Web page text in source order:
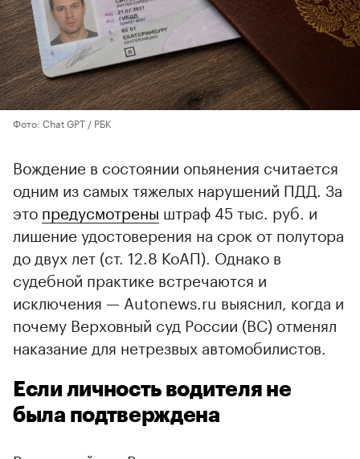
Фото: Chat GPT / РБК
Вождение в состоянии опьянения считается
одним из самых тяжелых нарушений ПДД. За
это предусмотрены штраф 45 тыс. руб. и
лишение удостоверения на срок от полутора
до двух лет (ст. 12.8 КоАП). Однако в
судебной практике встречаются и
исключения — Autonews.ru выяснил, когда и
почему Верховный суд России (ВС) отменял
наказание для нетрезвых автомобилистов.
Если личность водителя не
была подтверждена